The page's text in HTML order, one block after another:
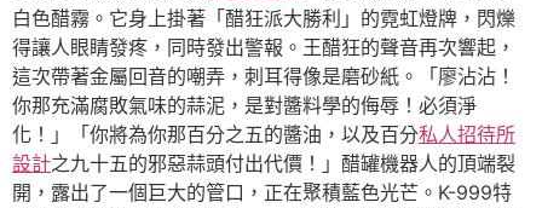
白色醋霧。它身上掛著「醋狂派大勝利」的霓虹燈牌，閃爍
得讓人眼睛發疼，同時發出警報。王醋狂的聲音再次響起，
這次帶著金屬回音的嘲弄，刺耳得像是磨砂紙。「廖沾沾！
你那充滿腐敗氣味的蒜泥，是對醬料學的侮辱！必須淨
化！」「你將為你那百分之五的醬油，以及百分私人招待所
設計之九十五的邪惡蒜頭付出代價！」醋罐機器人的頂端裂
開，露出了一個巨大的管口，正在聚積藍色光芒。K-999特